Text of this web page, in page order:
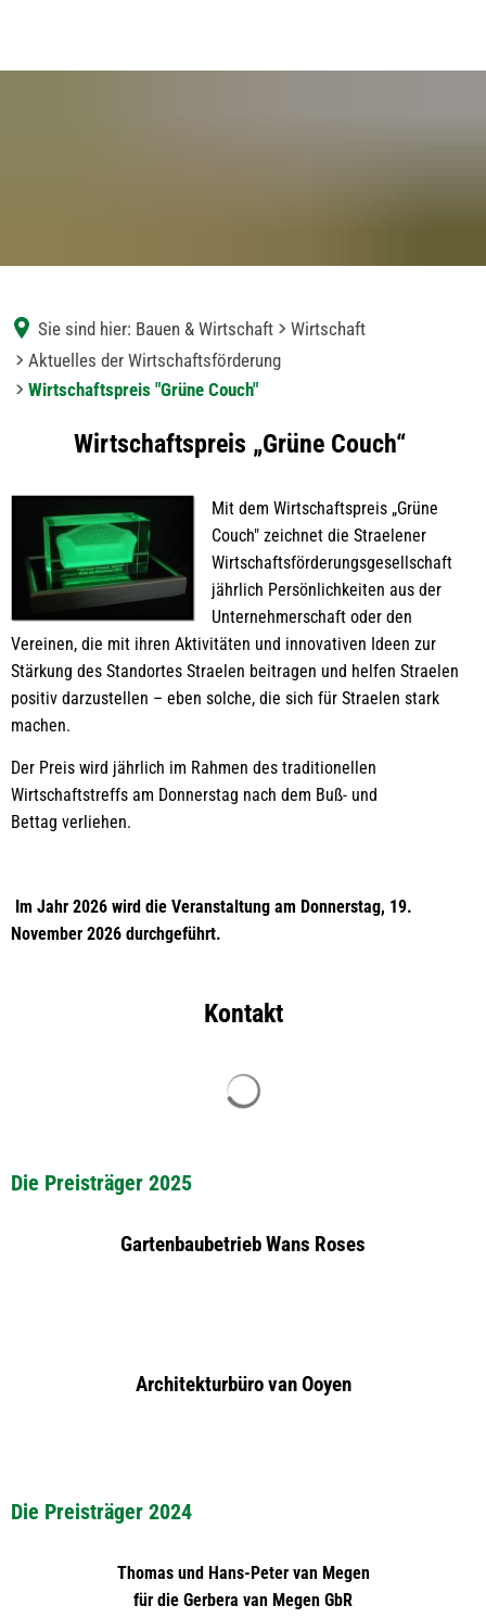
Sie sind hier: Bauen & Wirtschaft
Wirtschaft
Aktuelles der Wirtschaftsförderung
Wirtschaftspreis "Grüne Couch"
Wirtschaftspreis
Couch"
Wirtschaftspreis „Grüne Couch“
Mit dem Wirtschaftspreis „Grüne
Couch" zeichnet die Straelener
Wirtschaftsförderungsgesellschaft
jährlich Persönlichkeiten aus der
Unternehmerschaft oder den
Vereinen, die mit ihren Aktivitäten und innovativen Ideen zur
Stärkung des Standortes Straelen beitragen und helfen Straelen
positiv darzustellen – eben solche, die sich für Straelen stark
machen.
Der Preis wird jährlich im Rahmen des traditionellen
Wirtschaftstreffs am Donnerstag nach dem Buß- und
Bettag verliehen.
Im Jahr 2026 wird die Veranstaltung am Donnerstag, 19.
November 2026 durchgeführt.
Kontakt
Die Preisträger 2025
Gartenbaubetrieb Wans Roses
Architekturbüro van Ooyen
Die Preisträger 2024
Thomas und Hans-Peter van Megen
für die Gerbera van Megen GbR